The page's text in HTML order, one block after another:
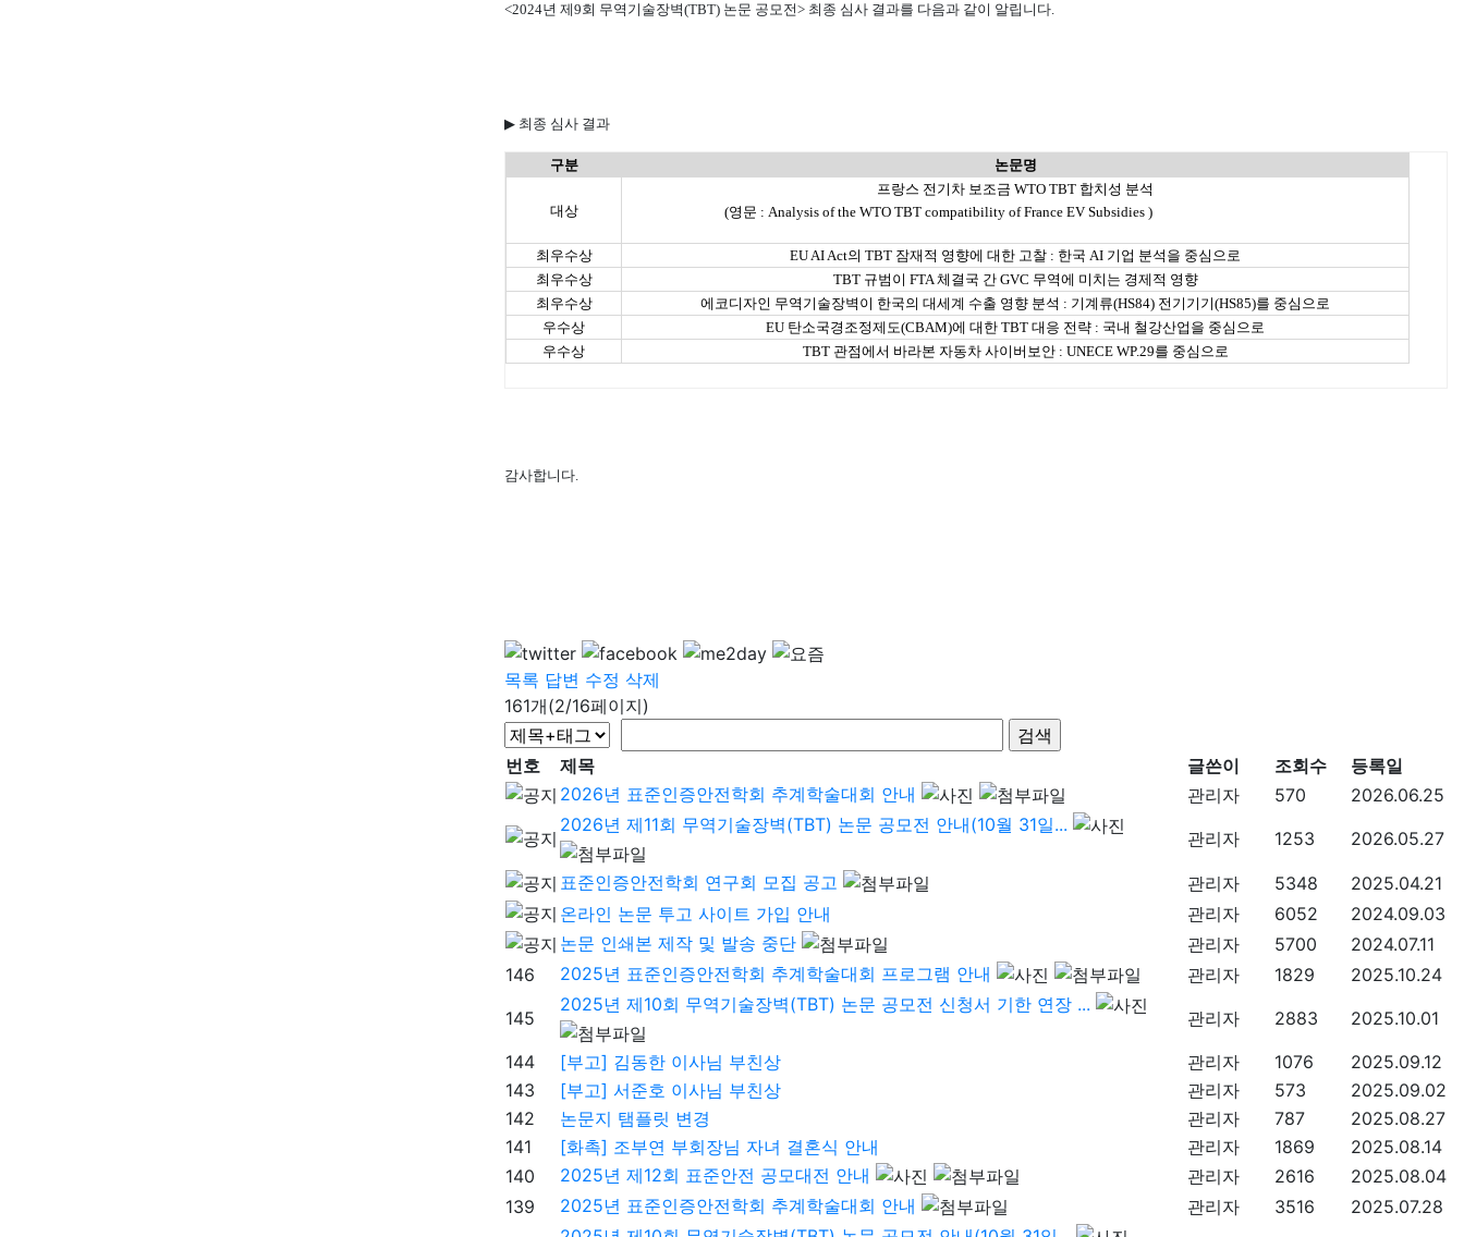
<2024년 제9회 무역기술장벽(TBT) 논문 공모전> 최종 심사 결과를 다음과 같이 알립니다.
▶ 최종 심사 결과
구분 논문명
대상
프랑스 전기차 보조금 WTO TBT 합치성 분석
(영문 : Analysis of the WTO TBT compatibility of France EV Subsidies )
최우수상
EU AI Act의 TBT 잠재적 영향에 대한 고찰 : 한국 AI 기업 분석을 중심으로
최우수상
TBT 규범이 FTA 체결국 간 GVC 무역에 미치는 경제적 영향
최우수상
에코디자인 무역기술장벽이 한국의 대세계 수출 영향 분석 : 기계류(HS84) 전기기기(HS85)를 중심으로
우수상
EU 탄소국경조정제도(CBAM)에 대한 TBT 대응 전략 : 국내 철강산업을 중심으로
우수상
TBT 관점에서 바라본 자동차 사이버보안 : UNECE WP.29를 중심으로
감사합니다.
목록 답변 수정 삭제
161개(2/16페이지)
번호 제목 글쓴이 조회수
등록일
2026년 표준인증안전학회 추계학술대회 안내
관리자 570
2026.06.25
2026년 제11회 무역기술장벽(TBT) 논문 공모전 안내(10월 31일...
관리자 1253
2026.05.27
표준인증안전학회 연구회 모집 공고
관리자 5348
2025.04.21
온라인 논문 투고 사이트 가입 안내
관리자 6052
2024.09.03
논문 인쇄본 제작 및 발송 중단
관리자 5700
2024.07.11
146
2025년 표준인증안전학회 추계학술대회 프로그램 안내 관리자 1829
2025.10.24
145
2025년 제10회 무역기술장벽(TBT) 논문 공모전 신청서 기한 연장 ...
관리자 2883
2025.10.01
144
[부고] 김동한 이사님 부친상 관리자 1076
2025.09.12
143
[부고] 서준호 이사님 부친상 관리자 573
2025.09.02
142
논문지 탬플릿 변경 관리자 787
2025.08.27
141
[화촉] 조부연 부회장님 자녀 결혼식 안내 관리자 1869
2025.08.14
140
2025년 제12회 표준안전 공모대전 안내 관리자 2616
2025.08.04
139
2025년 표준인증안전학회 추계학술대회 안내 관리자 3516
2025.07.28